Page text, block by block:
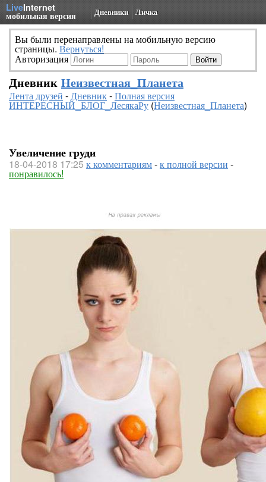
LiveInternet
мобильная версия Дневники Личка
Вы были перенаправлены на мобильную версию
страницы. Вернуться!
Авторизация
Дневник Неизвестная_Планета
Лента друзей -Дневник-Полная версия
ИНТЕРЕСНЫЙ_БЛОГ_ЛесякаРу(Неизвестная_Планета)
Увеличение груди
18-04-2018 17:25 к комментариям-к полной версии -
понравилось!